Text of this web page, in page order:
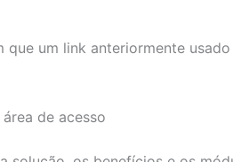
que um link anteriormente
de acesso